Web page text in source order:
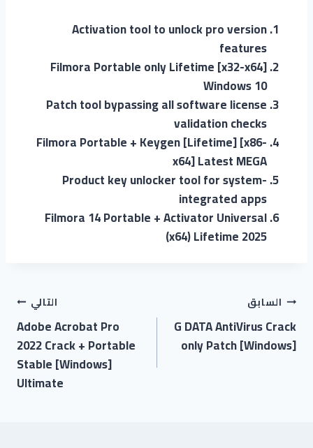
Activation tool to unlock pro version
features
Filmora Portable only Lifetime [x32-x64]
Windows 10
Patch tool bypassing all software license
validation checks
Filmora Portable + Keygen [Lifetime] [x86-
x64] Latest MEGA
Product key unlocker tool for system-
integrated apps
Filmora 14 Portable + Activator Universal
(x64) Lifetime 2025
السابق
G DATA AntiVirus Crack
only Patch [Windows]
التالي
Adobe Acrobat Pro
2022 Crack + Portable
Stable [Windows]
Ultimate